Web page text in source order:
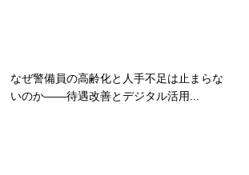
なぜ警備員の高齢化と人手不足は止まらな
いのか――待遇改善とデジタル活用...